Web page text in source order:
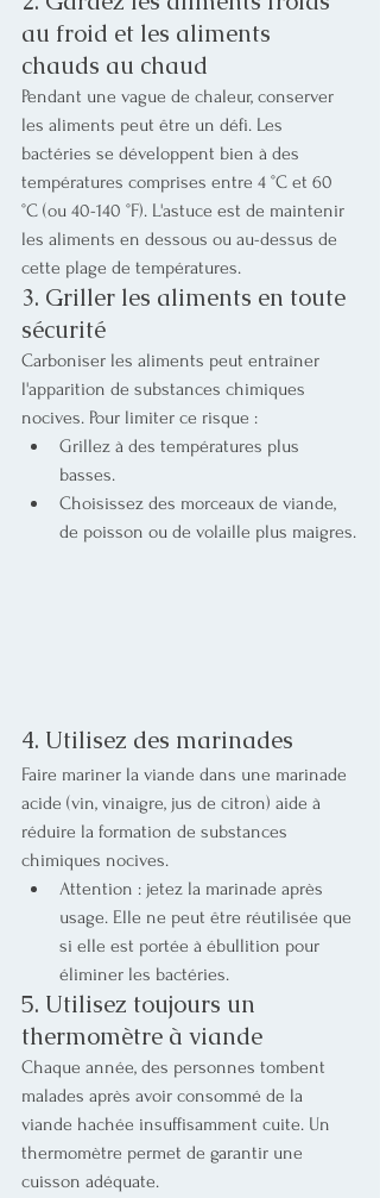
au froid et les aliments
chauds au chaud
Pendant une vague de chaleur, conserver
les aliments peut être un défi. Les
bactéries se développent bien à des
températures comprises entre 4 °C et 60
°C (ou 40-140 °F). L'astuce est de maintenir
les aliments en dessous ou au-dessus de
cette plage de températures.
3. Griller les aliments en toute
sécurité
Carboniser les aliments peut entraîner
l'apparition de substances chimiques
nocives. Pour limiter ce risque :
Grillez à des températures plus
basses.
Choisissez des morceaux de viande,
de poisson ou de volaille plus maigres.
4. Utilisez des marinades
Faire mariner la viande dans une marinade
acide (vin, vinaigre, jus de citron) aide à
réduire la formation de substances
chimiques nocives.
Attention : jetez la marinade après
usage. Elle ne peut être réutilisée que
si elle est portée à ébullition pour
éliminer les bactéries.
5. Utilisez toujours un
thermomètre à viande
Chaque année, des personnes tombent
malades après avoir consommé de la
viande hachée insuffisamment cuite. Un
thermomètre permet de garantir une
cuisson adéquate.